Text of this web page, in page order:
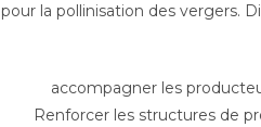
pour la pollinisation des vergers.
accompagner les
Renforcer les structures de